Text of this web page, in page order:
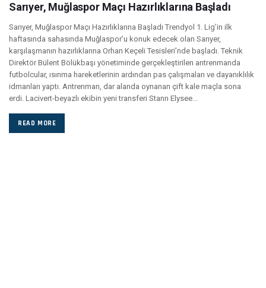
Sarıyer, Muğlaspor Maçı Hazırlıklarına Başladı
Sarıyer, Muğlaspor Maçı Hazırlıklarına Başladı Trendyol 1. Lig’in ilk
haftasında sahasında Muğlaspor’u konuk edecek olan Sarıyer,
karşılaşmanın hazırlıklarına Orhan Keçeli Tesisleri’nde başladı. Teknik
Direktör Bülent Bölükbaşı yönetiminde gerçekleştirilen antrenmanda
futbolcular, ısınma hareketlerinin ardından pas çalışmaları ve dayanıklılık
idmanları yaptı. Antrenman, dar alanda oynanan çift kale maçla sona
erdi. Lacivert-beyazlı ekibin yeni transferi Stann Elysee...
READ MORE